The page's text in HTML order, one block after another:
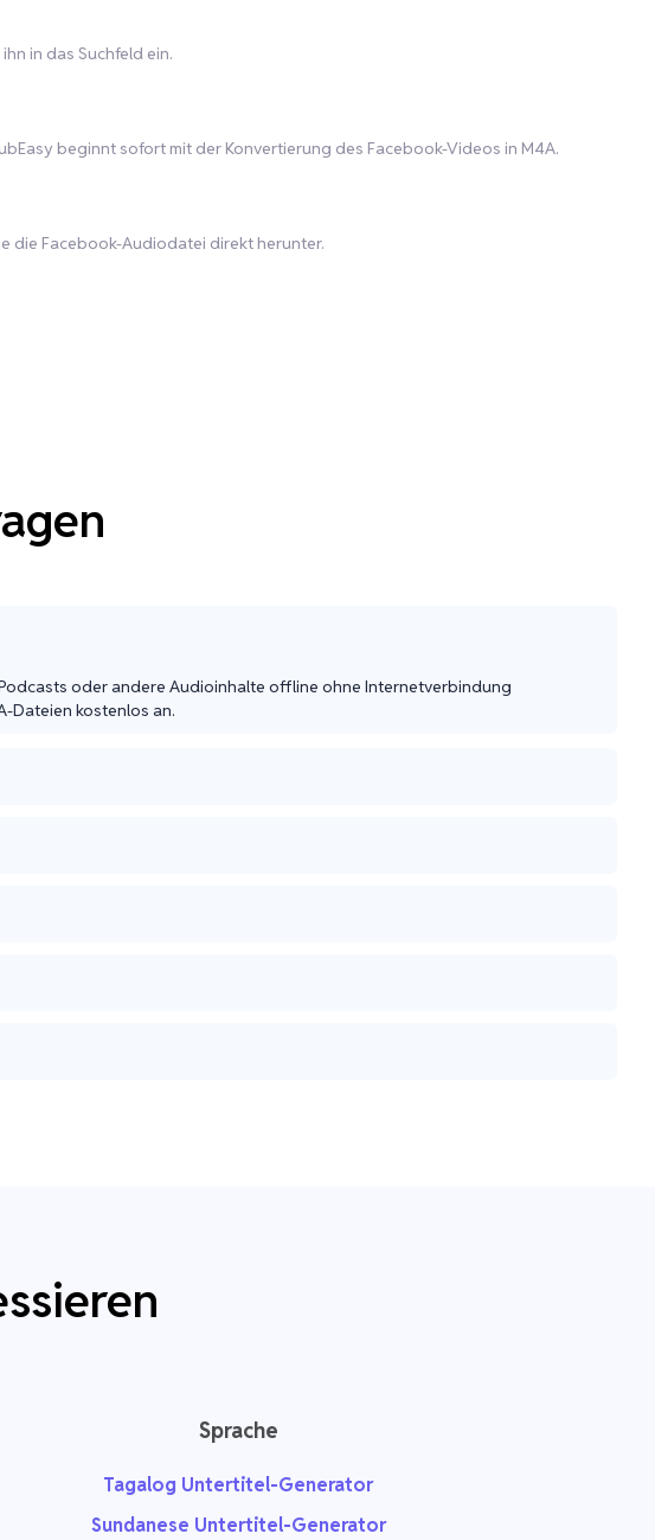
in das Suchfeld ein.
beginnt sofort mit der Konvertierung des Facebook-Videos in M4A.
die Facebook-Audiodatei direkt herunter.
oder andere Audioinhalte offline ohne Internetverbindung
Dateien kostenlos an.
Sprache
Tagalog Untertitel-Generator
Sundanese Untertitel-Generator